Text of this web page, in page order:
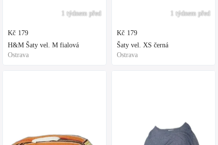
1 týdnem před
Kč 179
H&M Šaty vel. M fialová
Ostrava
1 týdnem před
Kč 179
Šaty vel. XS černá
Ostrava